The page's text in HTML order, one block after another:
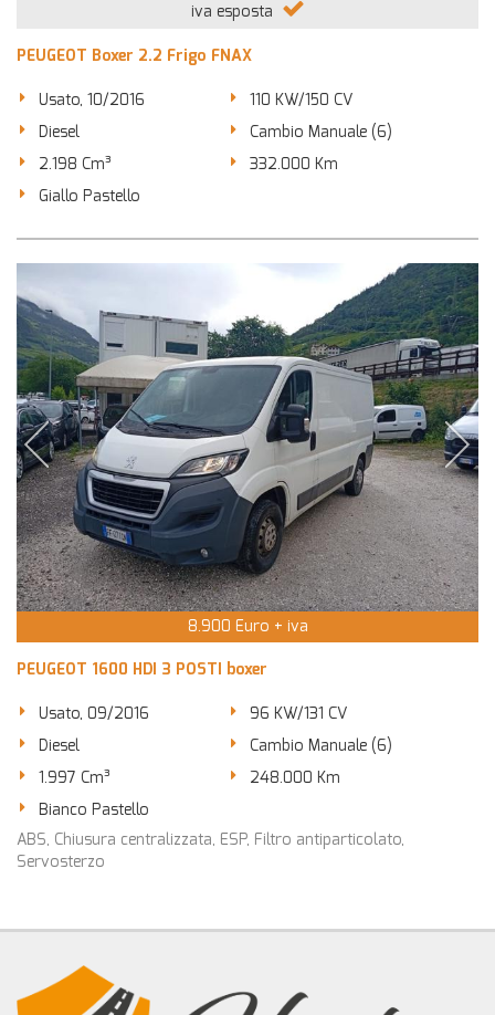
iva esposta
PEUGEOT Boxer 2.2 Frigo FNAX
Usato, 10/2016
110 KW/150 CV
Diesel
Cambio Manuale (6)
2.198 Cm³
332.000 Km
Giallo Pastello
8.900 Euro + iva
PEUGEOT 1600 HDI 3 POSTI boxer
Usato, 09/2016
96 KW/131 CV
Diesel
Cambio Manuale (6)
1.997 Cm³
248.000 Km
Bianco Pastello
ABS, Chiusura centralizzata, ESP, Filtro antiparticolato,
Servosterzo